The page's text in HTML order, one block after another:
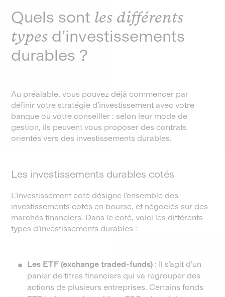
Quels sont les différents
types d’investissements
durables ?
Au préalable, vous pouvez déjà commencer par
définir votre stratégie d’investissement avec votre
banque ou votre conseiller : selon leur mode de
gestion, ils peuvent vous proposer des contrats
orientés vers des investissements durables.
Les investissements durables cotés
L’investissement coté désigne l’ensemble des
investissements cotés en bourse, et négociés sur des
marchés financiers. Dans le coté, voici les différents
types d’investissements durables :
Les ETF (exchange traded-funds) : Il s’agit d’un
panier de titres financiers qui va regrouper des
actions de plusieurs entreprises. Certains fonds